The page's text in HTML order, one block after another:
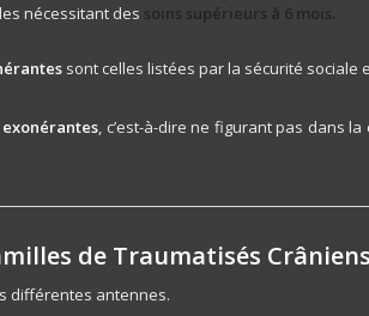
nécessitant des soins supérieurs à 6 mois.
sont celles listées par la sécurité sociale
exonérantes, c’est-à-dire ne figurant pas dans
de Traumatisés
différentes antennes.